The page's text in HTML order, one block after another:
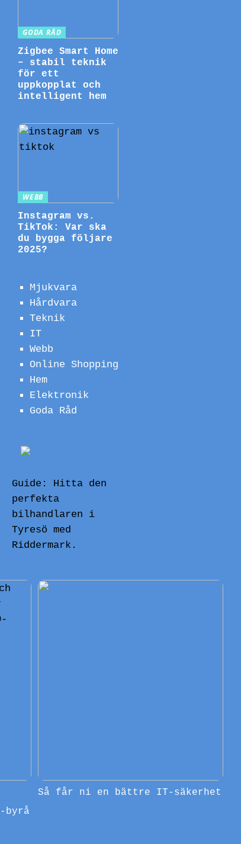
GODA RÅD
Zigbee Smart Home
– stabil teknik
för ett
uppkopplat och
intelligent hem
WEBB
Instagram vs.
TikTok: Var ska
du bygga följare
2025?
Mjukvara
Hårdvara
Teknik
IT
Webb
Online Shopping
Hem
Elektronik
Goda Råd
Guide: Hitta den
perfekta
bilhandlaren i
Tyresö med
Riddermark.
byrå
Så får ni en bättre IT-säkerhet